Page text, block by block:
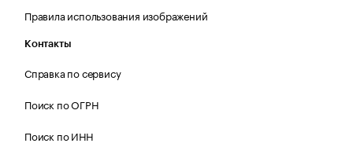
Правила использования изображений
Контакты
Справка по сервису
Поиск по ОГРН
Поиск по ИНН